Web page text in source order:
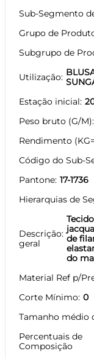
Sub-Segmento
Grupo de
Subgrupo de
Utilização
Estação inicial
Peso bruto (G/M)
Rendimento
Código do Sub-
Pantone 17-1736
Hierarquias de
Descrição
geral
de
do
Material Ref p/
Corte Mínimo 0
Tamanho médio
Percentuais de
Composição